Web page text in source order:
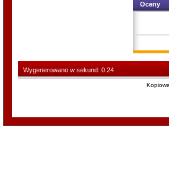
Oceny
Wygenerowano w sekund: 0.24